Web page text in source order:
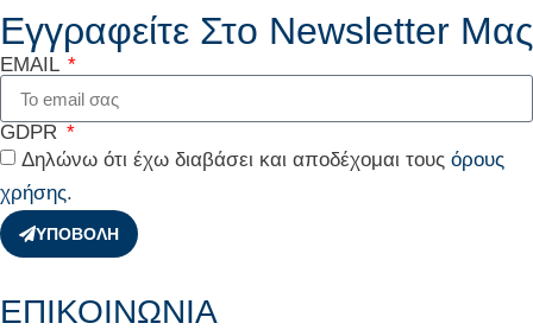
Εγγραφείτε Στο Newsletter Μας
EMAIL
GDPR
Δηλώνω ότι έχω διαβάσει και αποδέχομαι τους όρους
χρήσης.
ΥΠΟΒΟΛΗ
ΕΠΙΚΟΙΝΩΝΙΑ